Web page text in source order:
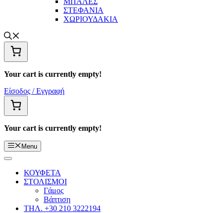
ΣΤΕΦΑΝΙΑ
ΧΩΡΙΟΥΔΑΚΙΑ
Your cart is currently empty!
Είσοδος / Εγγραφή
Your cart is currently empty!
Menu
ΚΟΥΦΕΤΑ
ΣΤΟΛΙΣΜΟΙ
Γάμος
Βάπτιση
ΤΗΛ. +30 210 3222194